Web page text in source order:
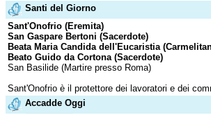
Santi del Giorno
Sant'Onofrio (Eremita)
San Gaspare Bertoni (Sacerdote)
Beata Maria Candida dell'Eucaristia
Beato Guido da Cortona (Sacerdote)
San Basilide (Martire presso Roma)
Sant'Onofrio è il protettore dei lavoratori e dei
Accadde Oggi